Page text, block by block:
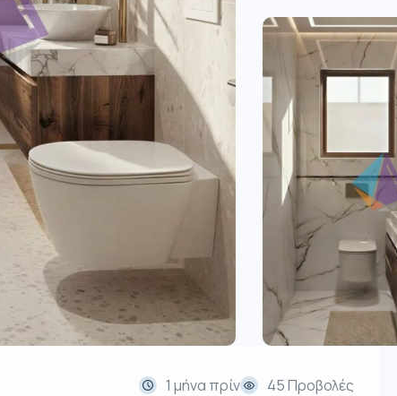
1 μήνα πρίν 45 Προβολές